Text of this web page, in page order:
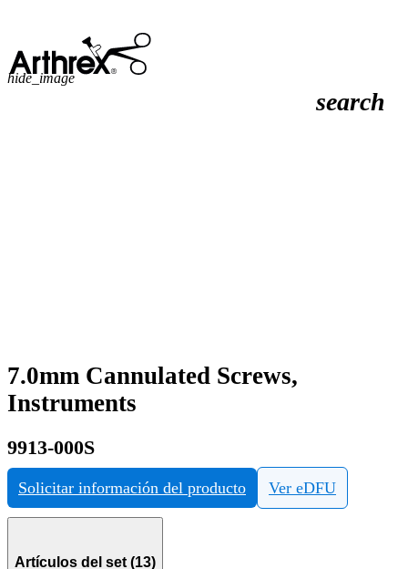
search
hide_image
7.0mm Cannulated Screws,
Instruments
9913-000S
Solicitar información del producto Ver eDFU
Artículos del set (13)